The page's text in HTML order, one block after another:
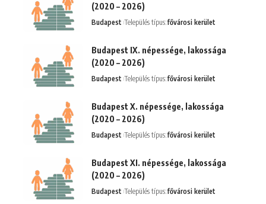
(2020 – 2026)
Budapest Település típus:fővárosi kerület
Budapest IX. népessége, lakossága
(2020 – 2026)
Budapest Település típus:fővárosi kerület
Budapest X. népessége, lakossága
(2020 – 2026)
Budapest Település típus:fővárosi kerület
Budapest XI. népessége, lakossága
(2020 – 2026)
Budapest Település típus:fővárosi kerület